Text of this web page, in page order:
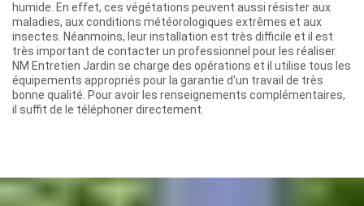
humide. En effet, ces végétations peuvent aussi résister aux
maladies, aux conditions météorologiques extrêmes et aux
insectes. Néanmoins, leur installation est très difficile et il est
très important de contacter un professionnel pour les réaliser.
NM Entretien Jardin se charge des opérations et il utilise tous les
équipements appropriés pour la garantie d'un travail de très
bonne qualité. Pour avoir les renseignements complémentaires,
il suffit de le téléphoner directement.